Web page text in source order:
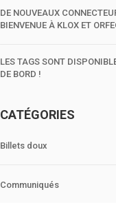
DE NOUVEAUX
BIENVENUE À KLOX ET
LES TAGS SONT
DE BORD !
CATÉGORIES
Billets doux
Communiqués